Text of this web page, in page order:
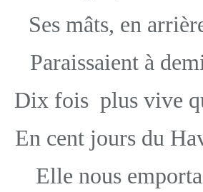
Ses mâts, en
Paraissaient à
Dix fois plus vive
En cent jours du
Elle nous